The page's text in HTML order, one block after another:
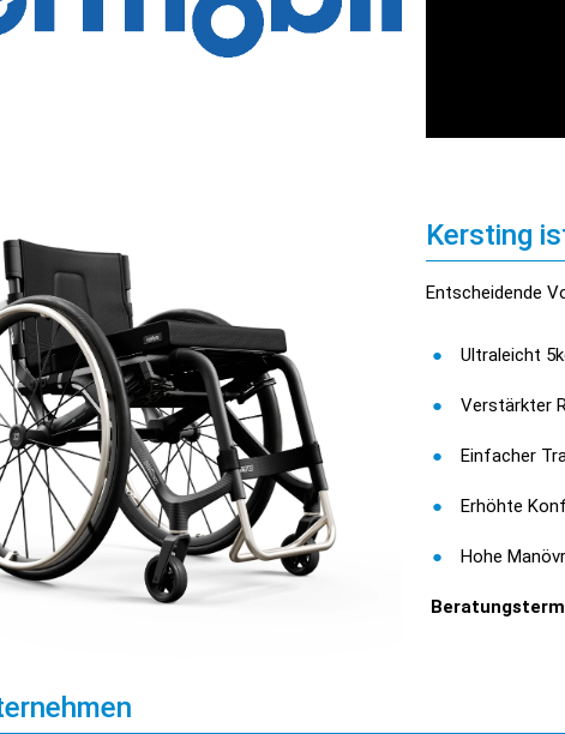
Kersting
Entscheidende
Ultraleicht
Verstärkter
Einfacher
Erhöhte
Hohe